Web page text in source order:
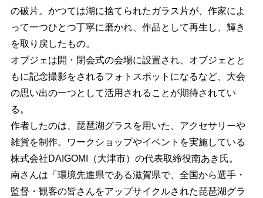
の破片。かつては湖に捨てられたガラス片が、作家によ
って一つひとつ丁寧に磨かれ、作品として再生し、輝き
を取り戻したもの。
オブジェは開・閉会式の会場に設置され、オブジェとと
もに記念撮影をされるフォトスポットになるなど、大会
の思い出の一つとして活用されることが期待されてい
る。
作者したのは、琵琶湖グラスを用いた、アクセサリーや
雑貨を制作。ワークショップやイベントを実施している
株式会社DAIGOMI（大津市）の代表取締役南あき氏。
南さんは「環境先進県である滋賀県で、全国から選手・
監督・観客の皆さんをアップサイクルされた琵琶湖グラ